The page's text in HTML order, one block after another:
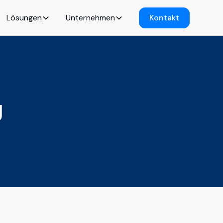
Lösungen Unternehmen Kontakt